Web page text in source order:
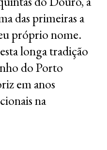
das primeiras a
próprio nome.
longa tradição
do Porto
em anos
na